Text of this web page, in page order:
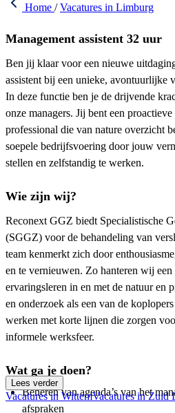
Home / Vacatures in Limburg
Management assistent 32 uur
Ben jij klaar voor een nieuwe
assistent bij een unieke, avontuurlijke
In deze functie ben je de drijvende
onze managers. Jij bent een
professional die van nature overzicht
soepele bedrijfsvoering door jouw
stellen en zelfstandig te werken.
Wie zijn wij?
Reconext GGZ biedt Specialistische
(SGGZ) voor de behandeling van
team kenmerkt zich door
en te vernieuwen. Zo hanteren wij een
ervaringsleren in en met de natuur en
en onderzoek als een van de
werken met korte lijnen die zorgen
informele werksfeer.
Wat ga je doen?
Beheren van agenda’s van het
afspraken
Lees verder
Vacatures in WittemVacatures in Zuid